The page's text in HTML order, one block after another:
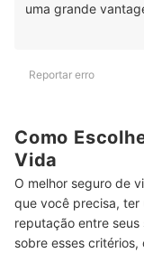
uma grande
Reportar erro
Como
Vida
O melhor seguro de
que você precisa, ter
reputação entre
sobre esses